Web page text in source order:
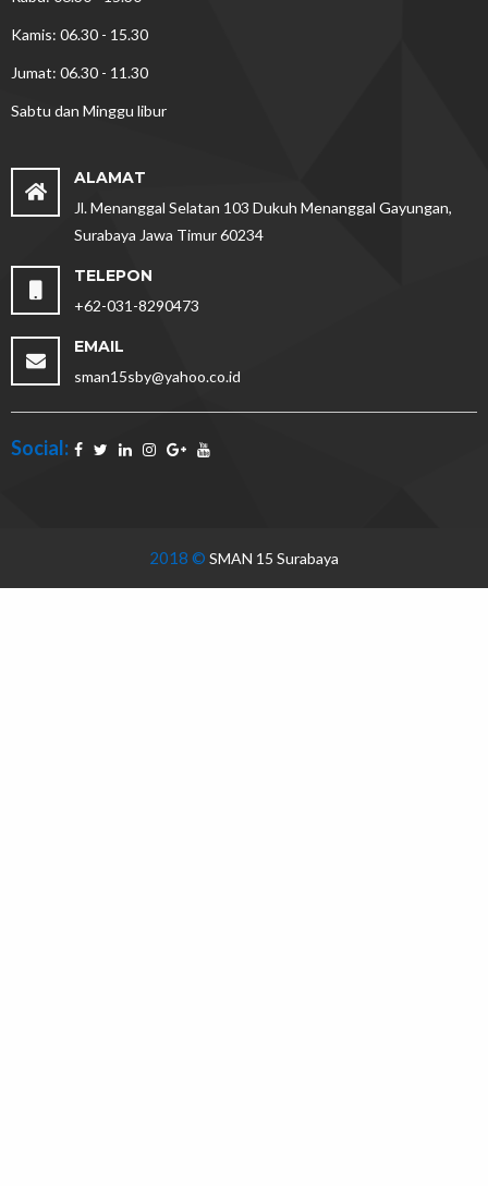
Kamis: 06.30 - 15.30
Jumat: 06.30 - 11.30
Sabtu dan Minggu libur
ALAMAT
Jl. Menanggal Selatan 103 Dukuh Menanggal Gayungan,
Surabaya Jawa Timur 60234
TELEPON
+62-031-8290473
EMAIL
sman15sby@yahoo.co.id
Social:
2018 © SMAN 15 Surabaya